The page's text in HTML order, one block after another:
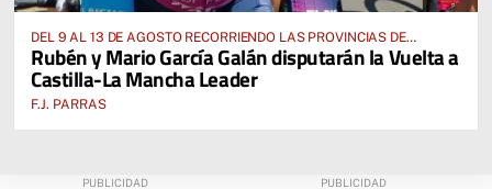
DEL 9 AL 13 DE AGOSTO RECORRIENDO LAS PROVINCIAS DE
CUENCA, ALBACETE, TOLEDO Y CIUDAD REAL
Rubén y Mario García Galán disputarán la Vuelta a
Castilla-La Mancha Leader
F.J. PARRAS